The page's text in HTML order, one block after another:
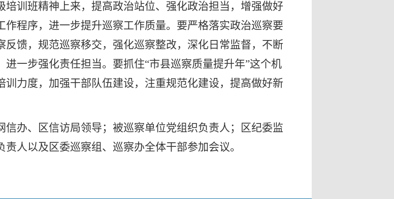
训班精神上来，提高政治站位、强化政治担当，增强做好
程序，进一步提升巡察工作质量。要严格落实政治巡察要
馈，规范巡察移交，强化巡察整改，深化日常监督，不断
进一步强化责任担当。要抓住“市县巡察质量提升年”这个机
力度，加强干部队伍建设，注重规范化建设，提高做好新
办、区信访局领导；被巡察单位党组织负责人；区纪委监
人以及区委巡察组、巡察办全体干部参加会议。